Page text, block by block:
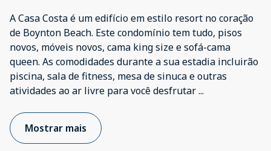
A Casa Costa é um edifício em estilo resort no coração
de Boynton Beach. Este condomínio tem tudo, pisos
novos, móveis novos, cama king size e sofá-cama
queen. As comodidades durante a sua estadia incluirão
piscina, sala de fitness, mesa de sinuca e outras
atividades ao ar livre para você desfrutar...
Mostrar mais